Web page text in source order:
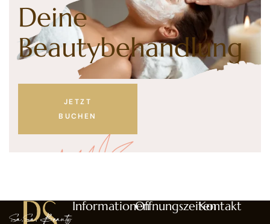
Deine
Beautybehandlung
JETZT
BUCHEN
InformationenÖffnungszeitenKontakt